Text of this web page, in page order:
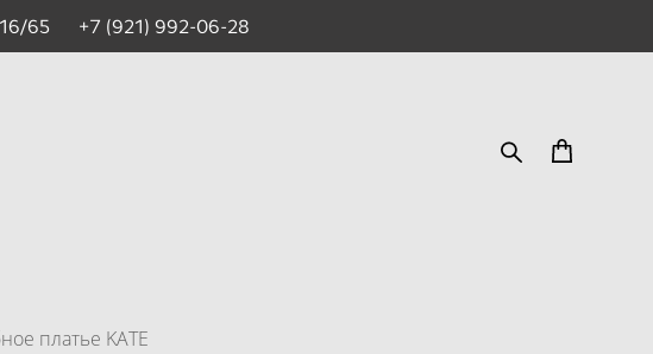
16/65 +7 (921) 992-06-28
платье KATE